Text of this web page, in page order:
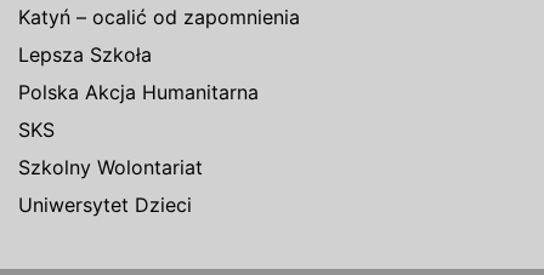
Katyń – ocalić od zapomnienia
Lepsza Szkoła
Polska Akcja Humanitarna
SKS
Szkolny Wolontariat
Uniwersytet Dzieci